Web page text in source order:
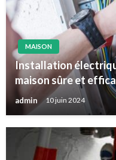
MAISON
Installation
maison sûre et
admin 10 juin 2024